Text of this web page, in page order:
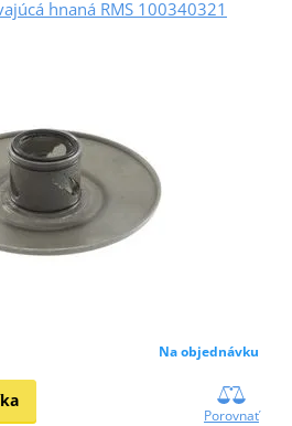
hnaná RMS 100340321
Na objednávku
Porovnať